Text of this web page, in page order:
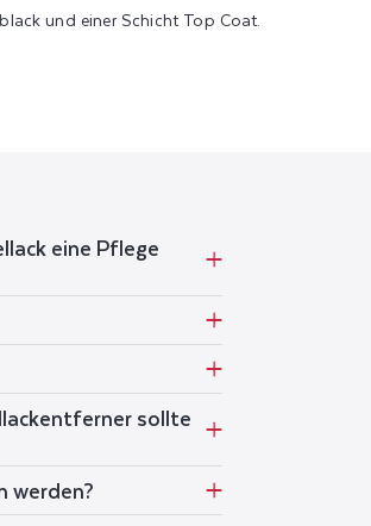
und einer Schicht Top Coat.
eine Pflege
sollte
werden?